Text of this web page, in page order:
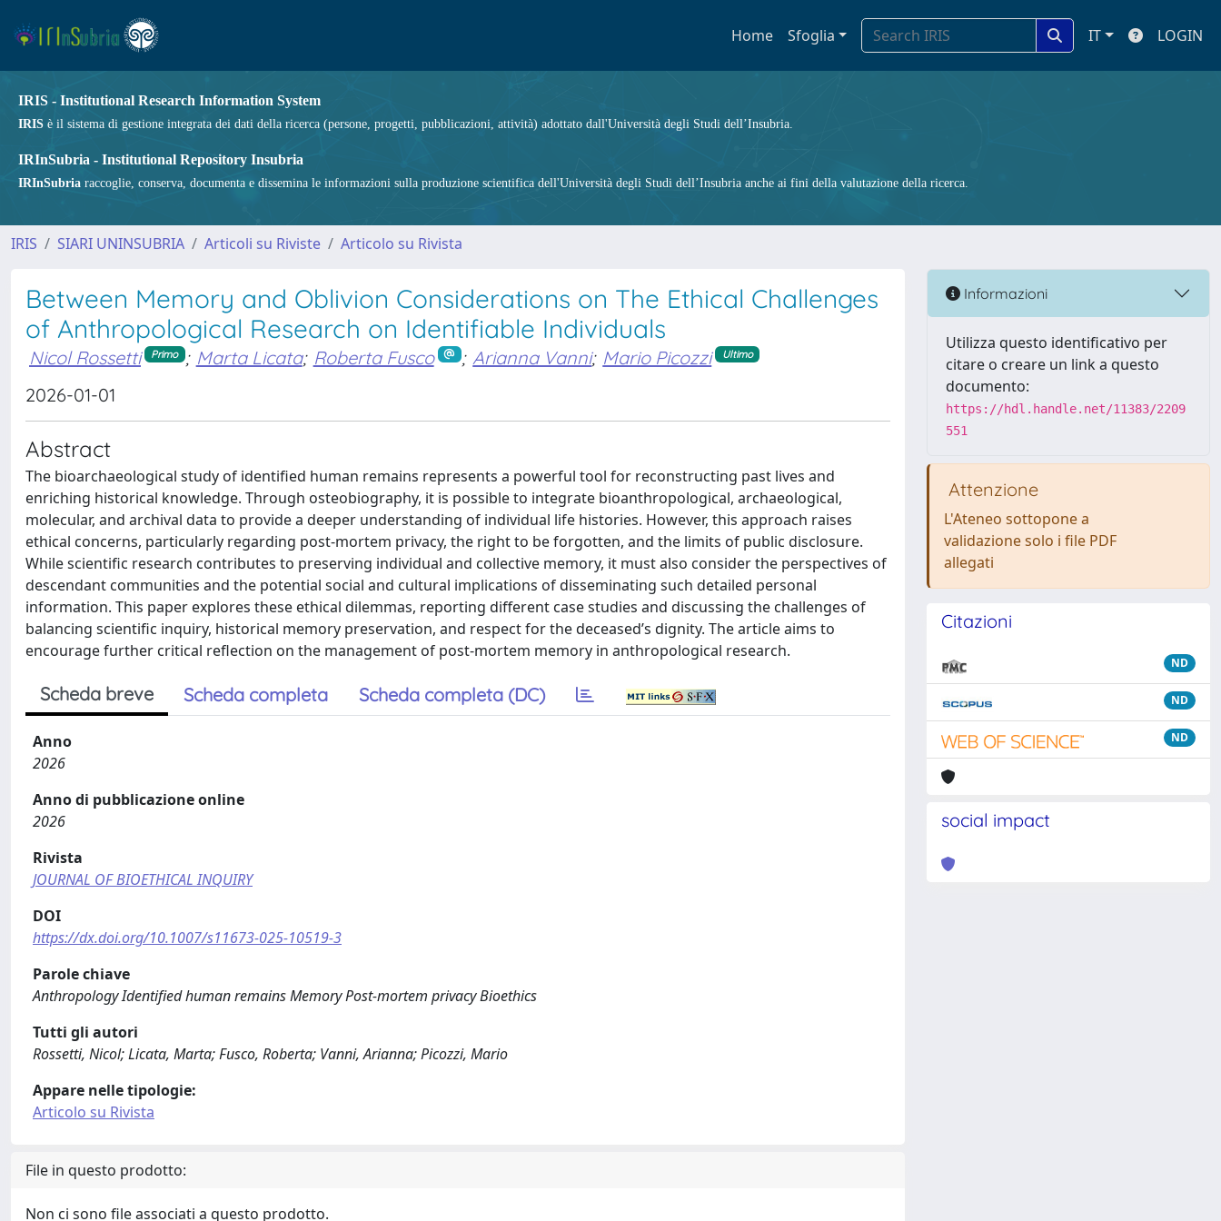
Home Sfoglia IT LOGIN
IRIS - Institutional Research Information System
IRIS è il sistema di gestione integrata dei dati della ricerca (persone, progetti, pubblicazioni, attività) adottato dall'Università degli Studi dell’Insubria.
IRInSubria - Institutional Repository Insubria
IRInSubria raccoglie, conserva, documenta e dissemina le informazioni sulla produzione scientifica dell'Università degli Studi dell’Insubria anche ai fini della valutazione della ricerca.
IRIS SIARI UNINSUBRIA Articoli su Riviste Articolo su Rivista
Between Memory and Oblivion Considerations on The Ethical Challenges
of Anthropological Research on Identifiable Individuals
Nicol Rossetti Primo ; Marta Licata; Roberta Fusco ; Arianna Vanni; Mario Picozzi Ultimo
2026-01-01
Abstract
The bioarchaeological study of identified human remains represents a powerful tool for reconstructing past lives and
enriching historical knowledge. Through osteobiography, it is possible to integrate bioanthropological, archaeological,
molecular, and archival data to provide a deeper understanding of individual life histories. However, this approach raises
ethical concerns, particularly regarding post-mortem privacy, the right to be forgotten, and the limits of public disclosure.
While scientific research contributes to preserving individual and collective memory, it must also consider the perspectives of
descendant communities and the potential social and cultural implications of disseminating such detailed personal
information. This paper explores these ethical dilemmas, reporting different case studies and discussing the challenges of
balancing scientific inquiry, historical memory preservation, and respect for the deceased’s dignity. The article aims to
encourage further critical reflection on the management of post-mortem memory in anthropological research.
Scheda breve Scheda completa Scheda completa (DC)
Anno
2026
Anno di pubblicazione online
2026
Rivista
JOURNAL OF BIOETHICAL INQUIRY
DOI
https://dx.doi.org/10.1007/s11673-025-10519-3
Parole chiave
Anthropology Identified human remains Memory Post-mortem privacy Bioethics
Tutti gli autori
Rossetti, Nicol; Licata, Marta; Fusco, Roberta; Vanni, Arianna; Picozzi, Mario
Appare nelle tipologie:
Articolo su Rivista
File in questo prodotto:
Non ci sono file associati a questo prodotto.
Informazioni
Utilizza questo identificativo per
citare o creare un link a questo
documento:
https://hdl.handle.net/11383/2209
551
Attenzione
L'Ateneo sottopone a
validazione solo i file PDF
allegati
Citazioni
ND
ND
ND
social impact